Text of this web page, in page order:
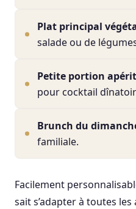
Plat principal
salade ou de
Petite portion
pour cocktail
Brunch du
familiale.
Facilement
sait s’adapter à toutes